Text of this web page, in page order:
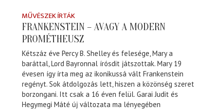
MŰVÉSZEK ÍRTÁK
FRANKENSTEIN – AVAGY A MODERN
PROMÉTHEUSZ
Kétszáz éve Percy B. Shelley és felesége, Mary a
baráttal, Lord Bayronnal írósdit játszottak. Mary 19
évesen így írta meg az ikonikussá vált Frankenstein
regényt. Sok átdolgozás lett, hiszen a közönség szeret
borzongani. Itt csak a 16 éven felül. Garai Judit és
Hegymegi Máté új változata ma lényegében